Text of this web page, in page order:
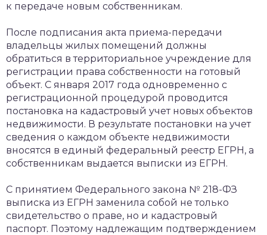
к передаче новым собственникам.
После подписания акта приема-передачи
владельцы жилых помещений должны
обратиться в территориальное учреждение для
регистрации права собственности на готовый
объект. С января 2017 года одновременно с
регистрационной процедурой проводится
постановка на кадастровый учет новых объектов
недвижимости. В результате постановки на учет
сведения о каждом объекте недвижимости
вносятся в единый федеральный реестр ЕГРН, а
собственникам выдается выписки из ЕГРН.
С принятием Федерального закона № 218-ФЗ
выписка из ЕГРН заменила собой не только
свидетельство о праве, но и кадастровый
паспорт. Поэтому надлежащим подтверждением